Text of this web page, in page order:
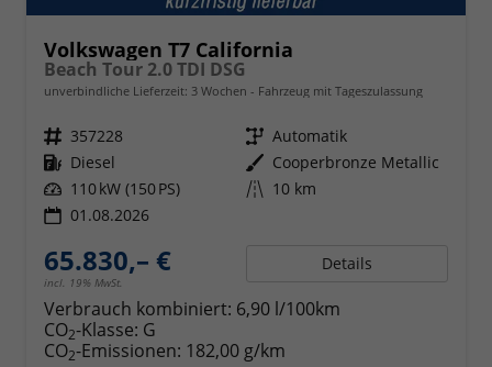
Volkswagen T7 California
Beach Tour 2.0 TDI DSG
unverbindliche Lieferzeit: 3 Wochen Fahrzeug mit Tageszulassung
Fahrzeugnr. 357228 Getriebe Automatik
Kraftstoff Diesel Außenfarbe Cooperbronze Metallic
Leistung 110 kW (150 PS) Kilometerstand 10 km
01.08.2026
65.830,– €
incl. 19% MwSt.
Details
Verbrauch kombiniert: 6,90 l/100km
CO2-Klasse: G
CO2-Emissionen: 182,00 g/km